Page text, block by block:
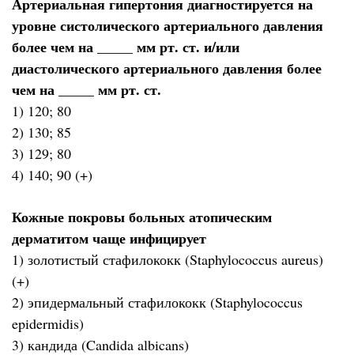
уровне систолического артериального давления
более чем на _____ мм рт. ст. и/или
диастолического артериального давления более
чем на _____ мм рт. ст.
1) 120; 80
2) 130; 85
3) 129; 80
4) 140; 90 (+)
Кожные покровы больных атопическим
дерматитом чаще инфицирует
1) золотистый стафилококк (Staphylococcus aureus)
(+)
2) эпидермальный стафилококк (Staphylococcus
epidermidis)
3) кандида (Candida albicans)